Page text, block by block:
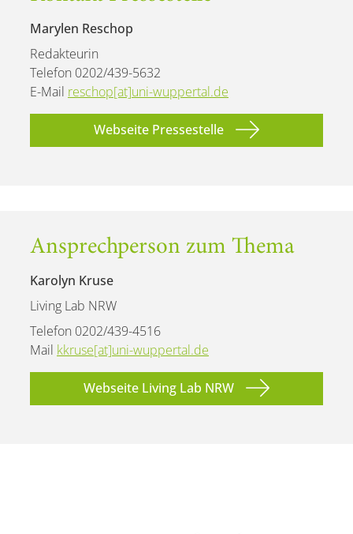
Marylen Reschop
Redakteurin
Telefon 0202/439-5632
E-Mail reschop[at]uni-wuppertal.de
Webseite Pressestelle
Ansprechperson zum Thema
Karolyn Kruse
Living Lab NRW
Telefon 0202/439-4516
Mail kkruse[at]uni-wuppertal.de
Webseite Living Lab NRW